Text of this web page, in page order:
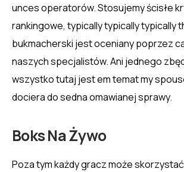
unces operatorów. Stosujemy ścisłe
rankingowe, typically typically typically
bukmacherski jest oceniany poprzez
naszych specjalistów. Ani jednego
wszystko tutaj jest em temat my
dociera do sedna omawianej sprawy.
Boks Na Żywo
Poza tym każdy gracz może